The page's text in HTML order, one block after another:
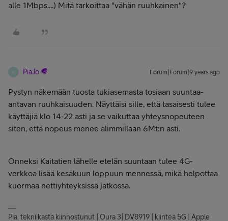
alle 1Mbps....) Mitä tarkoittaa "vähän ruuhkainen"?
PiaJo Forum|Forum|9 years ago
Pystyn näkemään tuosta tukiasemasta tosiaan suuntaa-
antavan ruuhkaisuuden. Näyttäisi sille, että tasaisesti tulee
käyttäjiä klo 14-22 asti ja se vaikuttaa yhteysnopeuteen
siten, että nopeus menee alimmillaan 6Mt:n asti.
Onneksi Kaitatien lähelle etelän suuntaan tulee 4G-
verkkoa lisää kesäkuun loppuun mennessä, mikä helpottaa
kuormaa nettiyhteyksissä jatkossa.
Pia, tekniikasta kiinnostunut | Oura 3| DV8919 | kiinteä 5G | Apple